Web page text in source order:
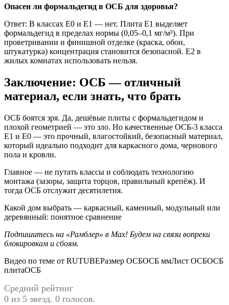
Опасен ли формальдегид в ОСБ для здоровья?
Ответ: В классах Е0 и Е1 — нет. Плита Е1 выделяет
формальдегид в пределах нормы (0,05–0,1 мг/м³). При
проветривании и финишной отделке (краска, обои,
штукатурка) концентрация становится безопасной. Е2 в
жилых комнатах использовать нельзя.
Заключение: ОСБ — отличный
материал, если знать, что брать
ОСБ боятся зря. Да, дешёвые плиты с формальдегидом и
плохой геометрией — это зло. Но качественные ОСБ-3 класса
Е1 и Е0 — это прочный, влагостойкий, безопасный материал,
который идеально подходит для каркасного дома, чернового
пола и кровли.
Главное — не путать классы и соблюдать технологию
монтажа (зазоры, защита торцов, правильный крепёж). И
тогда ОСБ отслужит десятилетия.
Какой дом выбрать — каркасный, каменный, модульный или
деревянный: понятное сравнение
Подпишитесь на «Рамблер» в Max! Будем на связи вопреки
блокировкам и сбоям.
Видео по теме от RUTUBEРазмер ОСБОСБ ммЛист ОСБОСБ
плитаОСБ
Средний рейтинг
0 из 5 звезд. 0 голосов.